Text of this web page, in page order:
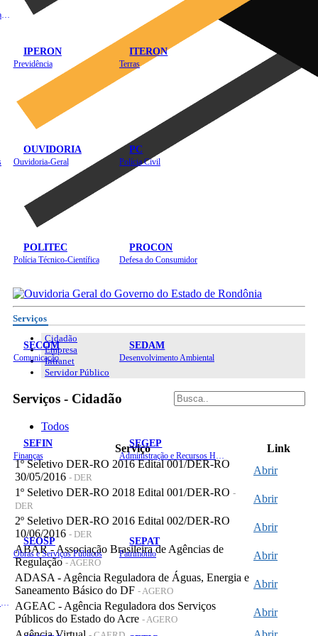
IPERON
Previdência
ITERON
Terras
OUVIDORIA
Ouvidoria-Geral
PC
Polícia Civil
POLITEC
Polícia Técnico-Científica
PROCON
Defesa do Consumidor
SECOM
Comunicação
SEDAM
Desenvolvimento Ambiental
SEFIN
Finanças
SEGEP
SEOSP
Obras e Serviços Públicos
SEPAT
Patrimônio
Serviços
Cidadão
Empresa
Intranet
Servidor Público
Serviços - Cidadão
Todos
Serviço
Link
1º Seletivo DER-RO 2016 Edital 001/DER-RO
30/05/2016 - DER
Abrir
1º Seletivo DER-RO 2018 Edital 001/DER-RO -
DER
Abrir
2º Seletivo DER-RO 2016 Edital 002/DER-RO
10/06/2016 - DER
Abrir
ABAR - Associação Brasileira de Agências de
Regulação- AGERO
Abrir
ADASA - Agência Reguladora de Águas, Energia e
Saneamento Básico do DF - AGERO
Abrir
AGEAC - Agência Reguladora dos Serviços
Públicos do Estado do Acre - AGERO
Abrir